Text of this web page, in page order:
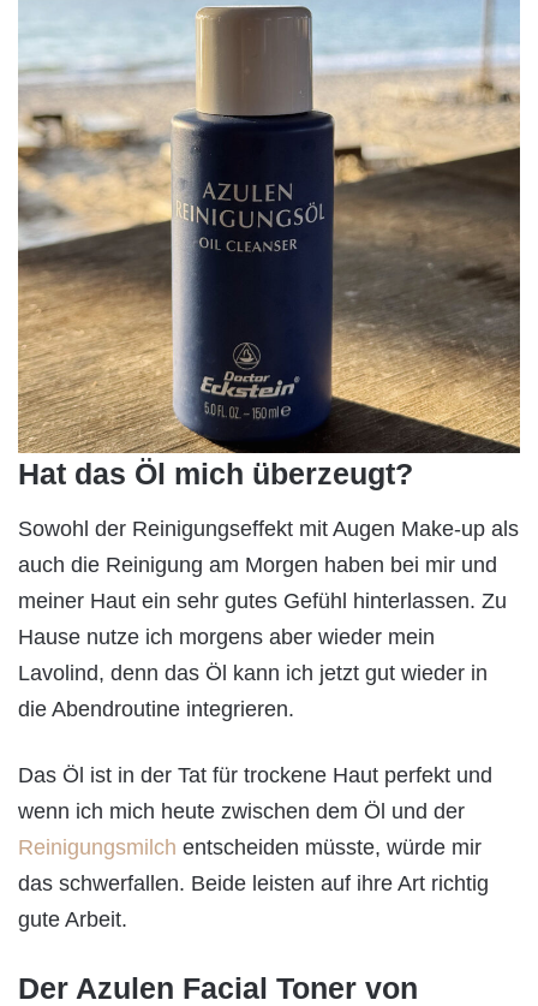
Hat das Öl mich überzeugt?
Sowohl der Reinigungseffekt mit Augen Make-up als
auch die Reinigung am Morgen haben bei mir und
meiner Haut ein sehr gutes Gefühl hinterlassen. Zu
Hause nutze ich morgens aber wieder mein
Lavolind, denn das Öl kann ich jetzt gut wieder in
die Abendroutine integrieren.
Das Öl ist in der Tat für trockene Haut perfekt und
wenn ich mich heute zwischen dem Öl und der
Reinigungsmilch entscheiden müsste, würde mir
das schwerfallen. Beide leisten auf ihre Art richtig
gute Arbeit.
Der Azulen Facial Toner von